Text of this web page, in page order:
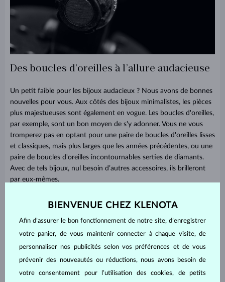
Des boucles d'oreilles à l’allure audacieuse
Un petit faible pour les bijoux audacieux ? Nous avons de bonnes
nouvelles pour vous. Aux côtés des bijoux minimalistes, les pièces
plus majestueuses sont également en vogue. Les boucles d'oreilles,
par exemple, sont un bon moyen de s'y adonner. Vous ne vous
tromperez pas en optant pour une paire de boucles d'oreilles lisses
et classiques, mais plus larges que les années précédentes, ou une
paire de boucles d'oreilles incontournables serties de diamants.
Avec de tels bijoux, nul besoin d’autres accessoires, ils brilleront
par eux-mêmes.
BIENVENUE CHEZ KLENOTA
Afin d’assurer le bon fonctionnement de notre site, d’enregistrer
votre panier, de vous maintenir connecter à chaque visite, de
personnaliser nos publicités selon vos préférences et de vous
prévenir des nouveautés ou réductions, nous avons besoin de
votre consentement pour l’utilisation des cookies, de petits